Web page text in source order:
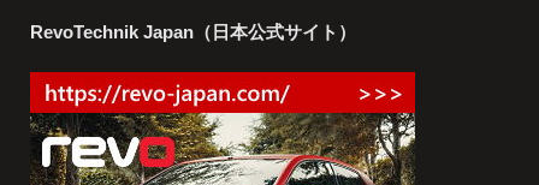
RevoTechnik Japan（日本公式サイト）